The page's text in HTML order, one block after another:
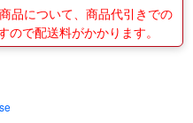
品について、商品代引きでの
で配送料がかかります。